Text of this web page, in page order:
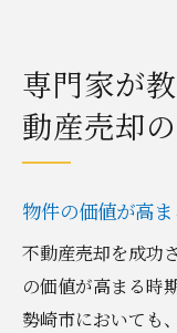
専門家が
動産売却
物件の価値が高
不動産売却を成功
の価値が高まる時
勢崎市においても